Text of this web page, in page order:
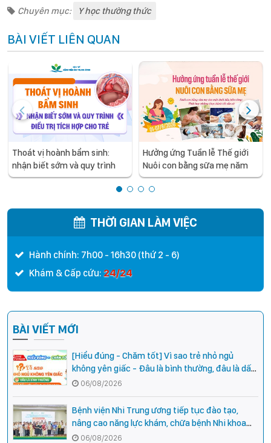
Chuyên mục: Y học thường thức
BÀI VIẾT LIÊN QUAN
Thoát vị hoành bẩm sinh:
nhận biết sớm và quy trình
điều trị tích hợp cho trẻ -
Hưởng ứng Tuần lễ Thế giới
Nuôi con bằng sữa mẹ năm
2026
THỜI GIAN LÀM VIỆC
Hành chính: 7h00 - 16h30 (thứ 2 - 6)
Khám & Cấp cứu: 24/24
BÀI VIẾT MỚI
[Hiểu đúng - Chăm tốt] Vì sao trẻ nhỏ ngủ
không yên giấc - Đâu là bình thường, đâu là dấu
hiệu cần đi khám ngay?
06/08/2026
Bệnh viện Nhi Trung ương tiếp tục đào tạo,
nâng cao năng lực khám, chữa bệnh Nhi khoa
cho cán bộ y tế tại các tỉnh miền núi phía Bắc
06/08/2026